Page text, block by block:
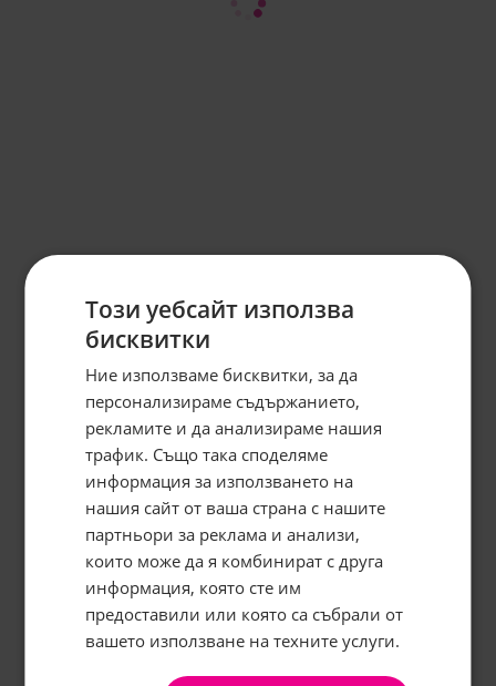
Този уебсайт използва
бисквитки
Ние използваме бисквитки, за да
персонализираме съдържанието,
рекламите и да анализираме нашия
трафик. Също така споделяме
информация за използването на
нашия сайт от ваша страна с нашите
партньори за реклама и анализи,
които може да я комбинират с друга
информация, която сте им
предоставили или която са събрали от
вашето използване на техните услуги.
Абонирайте се за бюлетина и
грабнете-5%отстъпка!
АБОНИРАНЕ
Не, благодаря